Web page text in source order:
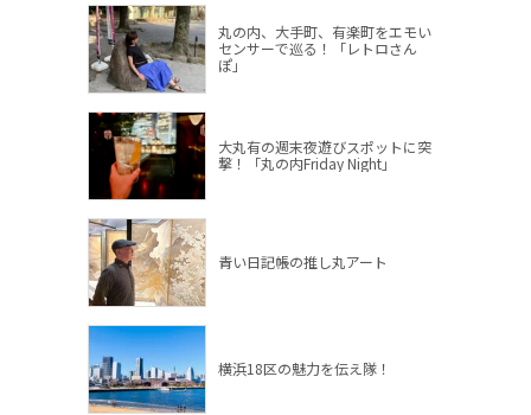
丸の内、大手町、有楽町をエモい
センサーで巡る！「レトロさん
ぽ」
大丸有の週末夜遊びスポットに突
撃！「丸の内Friday Night」
青い日記帳の推し丸アート
横浜18区の魅力を伝え隊！